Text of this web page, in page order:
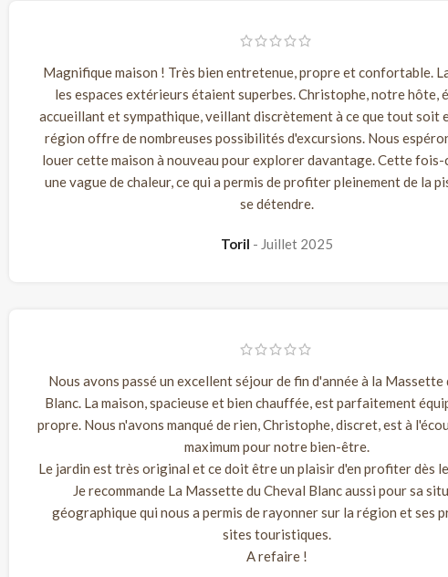
Magnifique maison ! Très bien entretenue, propre et confortable.
les espaces extérieurs étaient superbes. Christophe, notre hôte,
accueillant et sympathique, veillant discrètement à ce que tout soit
région offre de nombreuses possibilités d'excursions. Nous
louer cette maison à nouveau pour explorer davantage. Cette
une vague de chaleur, ce qui a permis de profiter pleinement de la
se détendre.
Toril Juillet 2025
Nous avons passé un excellent séjour de fin d'année à la Massette
Blanc. La maison, spacieuse et bien chauffée, est parfaitement
propre. Nous n'avons manqué de rien, Christophe, discret, est à
maximum pour notre bien-être.
Le jardin est très original et ce doit être un plaisir d'en profiter dès
Je recommande La Massette du Cheval Blanc aussi pour sa
géographique qui nous a permis de rayonner sur la région et ses
sites touristiques.
A refaire !